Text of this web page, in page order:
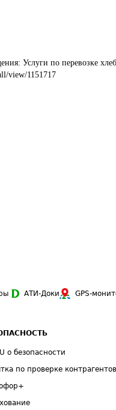
Услуги по перевозке
view/1151717
АТИ-Доки GPS-
о безопасности
по проверке контрагентов